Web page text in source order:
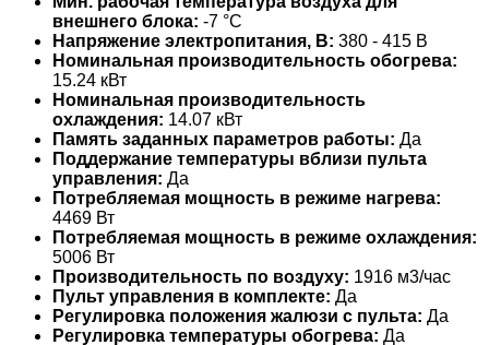
внешнего блока: -7 °С
Напряжение электропитания, В: 380 - 415 В
Номинальная производительность обогрева:
15.24 кВт
Номинальная производительность
охлаждения: 14.07 кВт
Память заданных параметров работы: Да
Поддержание температуры вблизи пульта
управления: Да
Потребляемая мощность в режиме нагрева:
4469 Вт
Потребляемая мощность в режиме охлаждения:
5006 Вт
Производительность по воздуху: 1916 м3/час
Пульт управления в комплекте: Да
Регулировка положения жалюзи с пульта: Да
Регулировка температуры обогрева: Да